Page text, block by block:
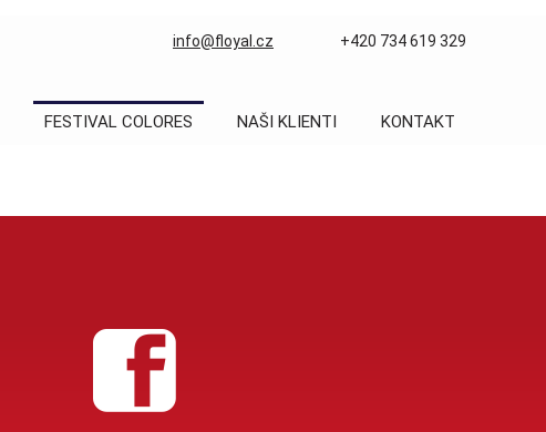
+420 734 619 329
info@floyal.cz
FESTIVAL COLORES NAŠI KLIENTI KONTAKT